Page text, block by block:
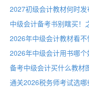
2027初级会计教材何时